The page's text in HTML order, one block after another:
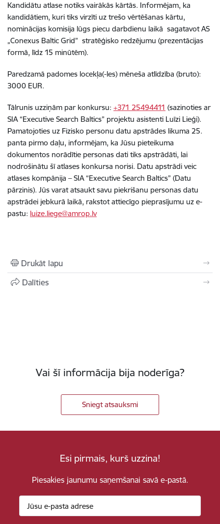
Kandidātu atlase notiks vairākās kārtās. Informējam, ka
kandidātiem, kuri tiks virzīti uz trešo vērtēšanas kārtu,
nominācijas komisija lūgs piecu darbdienu laikā sagatavot AS
„Conexus Baltic Grid” stratēģisko redzējumu (prezentācijas
formā, līdz 15 minūtēm).
Paredzamā padomes locekļa(-les) mēneša atlīdzība (bruto):
3000 EUR.
Tālrunis uzziņām par konkursu: +371 25494411 (sazinoties ar
SIA “Executive Search Baltics” projektu asistenti Luīzi Lieģi).
Pamatojoties uz Fizisko personu datu apstrādes likuma 25.
panta pirmo daļu, informējam, ka Jūsu pieteikuma
dokumentos norādītie personas dati tiks apstrādāti, lai
nodrošinātu šī atlases konkursa norisi. Datu apstrādi veic
atlases kompānija – SIA “Executive Search Baltics” (Datu
pārzinis). Jūs varat atsaukt savu piekrišanu personas datu
apstrādei jebkurā laikā, rakstot attiecīgo pieprasījumu uz e-
pastu: luize.liege@amrop.lv
Drukāt lapu
Dalīties
Vai šī informācija bija noderīga?
Sniegt atsauksmi
Esi pirmais, kurš uzzina!
Piesakies jaunumu saņemšanai savā e-pastā.